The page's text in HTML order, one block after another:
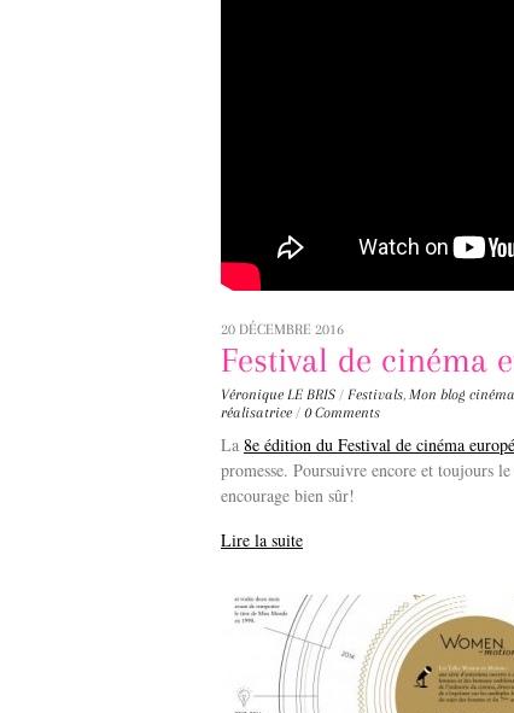
20 DÉCEMBRE 2016
Festival de cinéma
Véronique LE BRIS / Festivals, Mon blog
réalisatrice / 0 Comments
La 8e édition du Festival de cinéma
promesse. Poursuivre encore et toujours
encourage bien sûr!
Lire la suite